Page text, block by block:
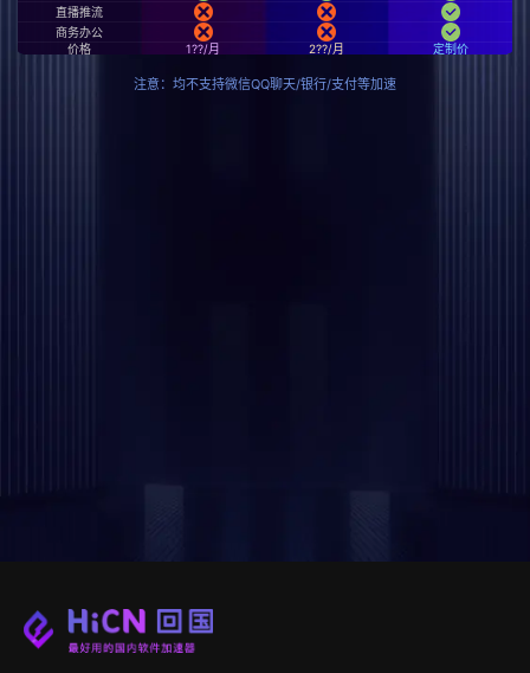
直播推流
商务办公
价格
1??/月 2??/月 定制价
注意：均不支持微信QQ聊天/银行/支付等加速